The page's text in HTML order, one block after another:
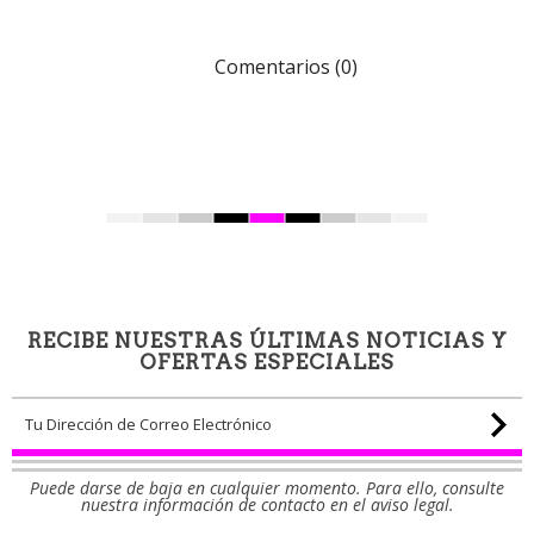
Comentarios (0)
RECIBE NUESTRAS ÚLTIMAS NOTICIAS Y
OFERTAS ESPECIALES
Puede darse de baja en cualquier momento. Para ello, consulte
nuestra información de contacto en el aviso legal.